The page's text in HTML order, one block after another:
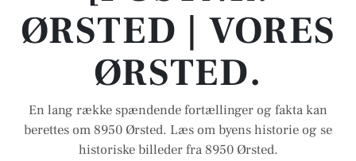
ØRSTED | VORES
ØRSTED.
En lang række spændende fortællinger og fakta kan
berettes om 8950 Ørsted. Læs om byens historie og se
historiske billeder fra 8950 Ørsted.